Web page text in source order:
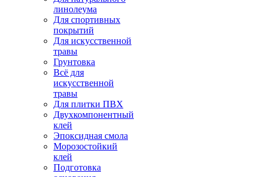
линолеума
Для спортивных
покрытий
Для искусственной
травы
Грунтовка
Всё для
искусственной
травы
Для плитки ПВХ
Двухкомпонентный
клей
Эпоксидная смола
Морозостойкий
клей
Подготовка